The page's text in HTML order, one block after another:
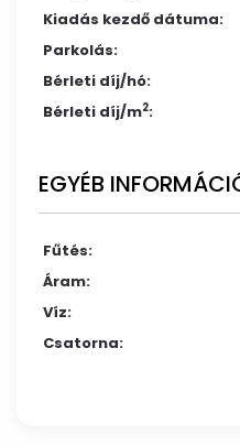
Kiadás kezdő dátuma:
Parkolás:
Bérleti díj/hó:
Bérleti díj/m2:
EGYÉB
Fűtés:
Áram:
Víz:
Csatorna: